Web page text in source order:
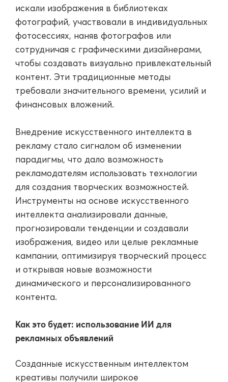
искали изображения в библиотеках
фотографий, участвовали в индивидуальных
фотосессиях, наняв фотографов или
сотрудничая с графическими дизайнерами,
чтобы создавать визуально привлекательный
контент. Эти традиционные методы
требовали значительного времени, усилий и
финансовых вложений.
Внедрение искусственного интеллекта в
рекламу стало сигналом об изменении
парадигмы, что дало возможность
рекламодателям использовать технологии
для создания творческих возможностей.
Инструменты на основе искусственного
интеллекта анализировали данные,
прогнозировали тенденции и создавали
изображения, видео или целые рекламные
кампании, оптимизируя творческий процесс
и открывая новые возможности
динамического и персонализированного
контента.
Как это будет: использование ИИ для
рекламных объявлений
Созданные искусственным интеллектом
креативы получили широкое